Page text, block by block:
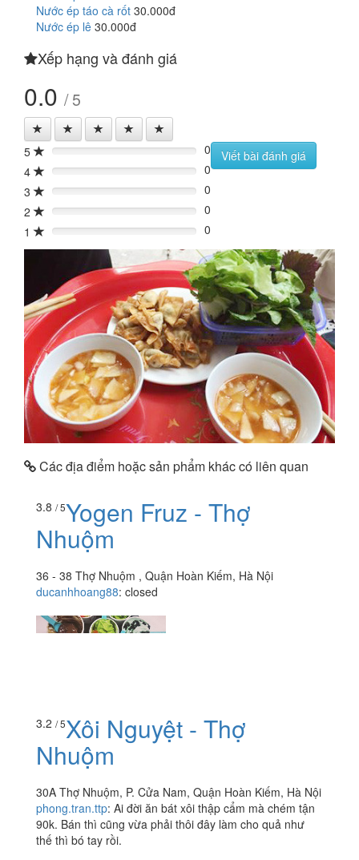
Nước ép táo cà rốt 30.000đ
Nước ép lê 30.000đ
Xếp hạng và đánh giá
0.0 / 5
5 0%
0
4
0%
0
3
0%
0
2
0%
0
1
0% 0
Viết bài đánh giá
Các địa điểm hoặc sản phẩm khác có liên quan
3.8 / 5Yogen Fruz - Thợ
Nhuộm
36 - 38 Thợ Nhuộm , Quận Hoàn Kiếm, Hà Nội
ducanhhoang88: closed
3.2 / 5Xôi Nguyệt - Thợ
Nhuộm
30A Thợ Nhuộm, P. Cửa Nam, Quận Hoàn Kiếm, Hà Nội
phong.tran.ttp: Ai đời ăn bát xôi thập cẩm mà chém tận
90k. Bán thì cũng vừa phải thôi đây làm cho quả như
thế thì bó tay rồi.